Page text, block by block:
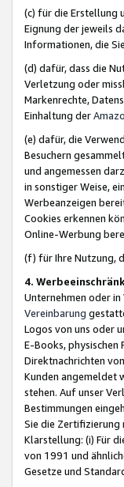
(c) für die Erstellung
Eignung der jeweils
Informationen, die
(d) dafür, dass die
Verletzung oder
Markenrechte,
Einhaltung der
(e) dafür, die
Besuchern
und angemessen
in sonstiger Weise,
Werbeanzeigen
Cookies erkennen
Online-Werbung
(f) für Ihre Nutzung,
4.
Unternehmen oder
Vereinbarung
Logos von uns oder
E-Books, physischen
Direktnachrichten
Kunden angemeldet
stehen. Auf unser
Bestimmungen
Sie die Zertifizierung
Klarstellung: (i) Für
von 1991 und
Gesetze und